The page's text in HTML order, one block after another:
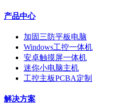
产品中心
加固三防平板电脑
Windows工控一体机
安卓触摸屏一体机
迷你小电脑主机
工控主板PCBA定制
解决方案